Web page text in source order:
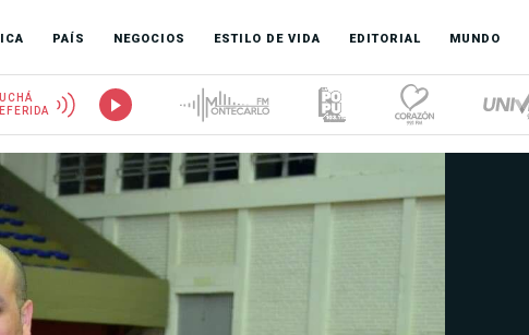
PAÍS NEGOCIOS ESTILO DE VIDA EDITORIAL MUNDO